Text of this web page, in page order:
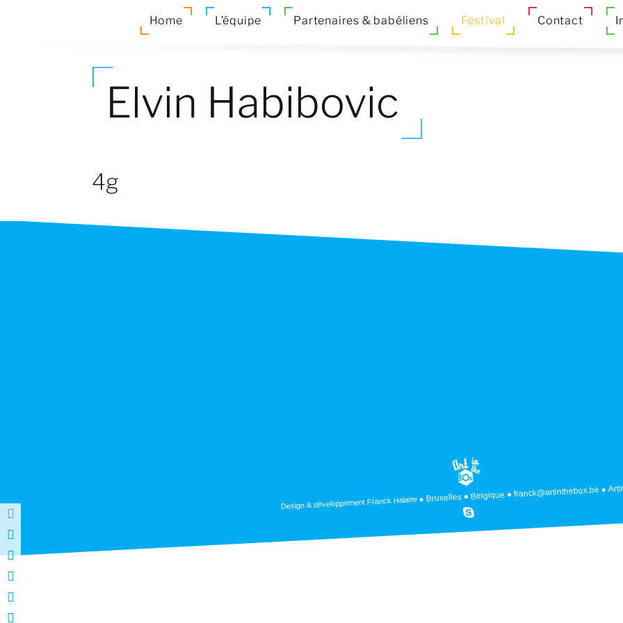
Home L’équipe Partenaires & babéliens Festival Contact
Elvin Habibovic
4g
Design & développement Franck Halatre Bruxelles Belgique franck@artinthebox.be